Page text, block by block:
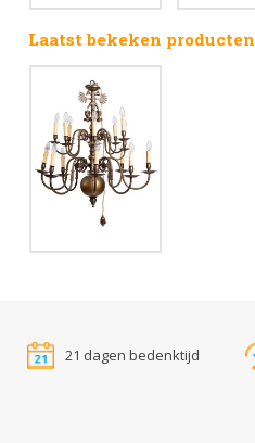
Laatst bekeken producten
21 dagen bedenktijd